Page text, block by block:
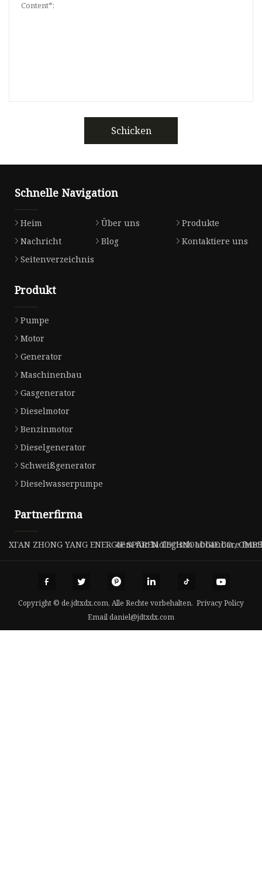
Schicken
Schnelle Navigation
Heim Über uns
Produkte
Nachricht
Blog
Kontaktiere uns
Seitenverzeichnis
Produkt
Pumpe
Motor
Generator
Maschinenbau
Gasgenerator
Dieselmotor
Benzinmotor
Dieselgenerator
Schweißgenerator
Dieselwasserpumpe
Partnerfirma
XI'AN ZHONG YANG ENERGIE SPAREN TECHNOLOGIE CO.,
oem für biologisch abbaubare
Copyright © de.jdtxdx.com, Alle Rechte vorbehalten. Privacy Policy
Emaildaniel@jdtxdx.com